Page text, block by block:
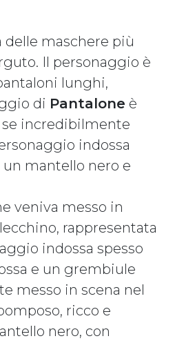
delle maschere più
Il personaggio è
lunghi,
di Pantalone è
se incredibilmente
indossa
mantello nero e
veniva messo in
rappresentata
indossa spesso
e un grembiule
messo in scena nel
ricco e
nero, con